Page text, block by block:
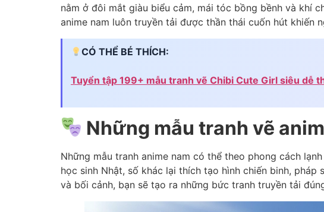
nằm ở đôi mắt giàu biểu cảm, mái tóc bồng bềnh và khí
anime nam luôn truyền tải được thần thái cuốn hút khiến
CÓ THỂ BÉ THÍCH:
Tuyển tập 199+ mẫu tranh vẽ Chibi Cute Girl siêu dễ
Những mẫu tranh vẽ
Những mẫu tranh anime nam có thể theo phong cách
học sinh Nhật, số khác lại thích tạo hình chiến binh,
và bối cảnh, bạn sẽ tạo ra những bức tranh truyền tải